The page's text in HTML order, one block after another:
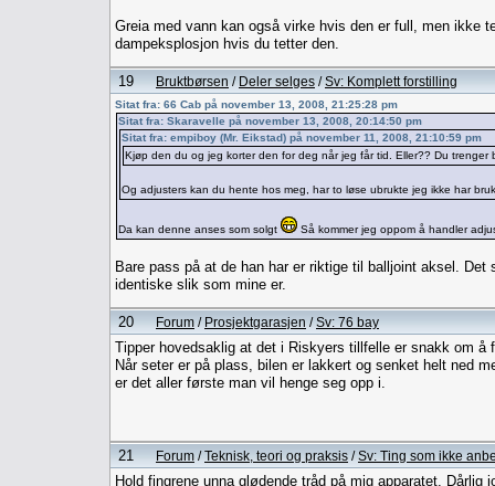
Greia med vann kan også virke hvis den er full, men ikke
dampeksplosjon hvis du tetter den.
19 Bruktbørsen / Deler selges /Sv: Komplett forstilling
Sitat fra: 66 Cab på november 13, 2008, 21:25:28 pm
Sitat fra: Skaravelle på november 13, 2008, 20:14:50 pm
Sitat fra: empiboy (Mr. Eikstad) på november 11, 2008, 21:10:59 pm
Kjøp den du og jeg korter den for deg når jeg får tid. Eller?? Du
Og adjusters kan du hente hos meg, har to løse ubrukte jeg ikke har
Da kan denne anses som solgt Så kommer jeg oppom å handler
Bare pass på at de han har er riktige til balljoint aksel.
identiske slik som mine er.
20 Forum / Prosjektgarasjen /Sv: 76 bay
Tipper hovedsaklig at det i Riskyers tillfelle er snakk om
Når seter er på plass, bilen er lakkert og senket helt ned
er det aller første man vil henge seg opp i.
21 Forum /Teknisk, teori og praksis /Sv: Ting som ikke
Hold fingrene unna glødende tråd på mig apparatet.